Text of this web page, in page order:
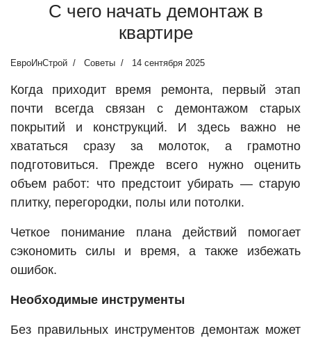
С чего начать демонтаж в
квартире
ЕвроИнСтрой Советы 14 сентября 2025
Когда приходит время ремонта, первый этап
почти всегда связан с демонтажом старых
покрытий и конструкций. И здесь важно не
хвататься сразу за молоток, а грамотно
подготовиться. Прежде всего нужно оценить
объем работ: что предстоит убирать — старую
плитку, перегородки, полы или потолки.
Четкое понимание плана действий помогает
сэкономить силы и время, а также избежать
ошибок.
Необходимые инструменты
Без правильных инструментов демонтаж может